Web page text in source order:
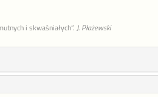
i skwaśniałych”. J. Płażewski